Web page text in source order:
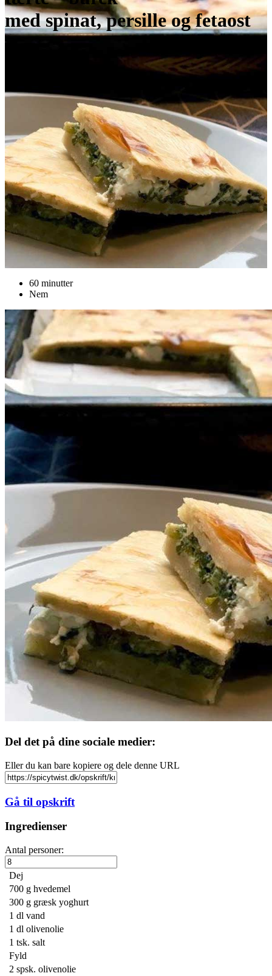
med spinat, persille og fetaost
60 minutter
Nem
Del det på dine sociale medier:
Eller du kan bare kopiere og dele denne URL
Gå til opskrift
Ingredienser
Antal personer:
Dej
700 g hvedemel
300 g græsk yoghurt
1 dl vand
1 dl olivenolie
1 tsk. salt
Fyld
2 spsk. olivenolie